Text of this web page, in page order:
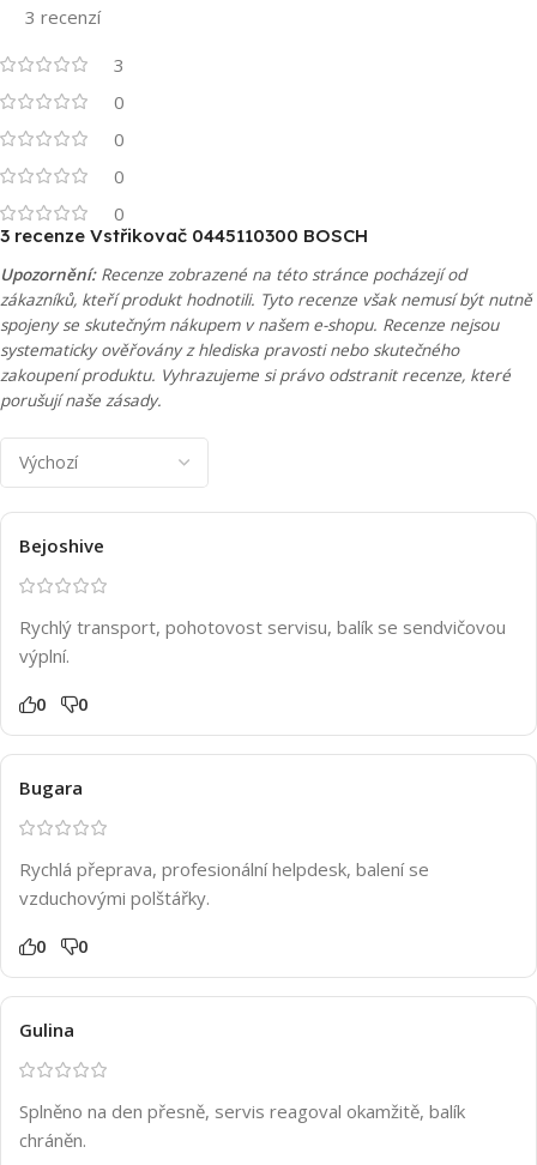
3 recenzí
3
0
0
0
0
3 recenze Vstřikovač 0445110300 BOSCH
Upozornění:Recenze zobrazené na této stránce pocházejí od
zákazníků, kteří produkt hodnotili. Tyto recenze však nemusí být nutně
spojeny se skutečným nákupem v našem e-shopu. Recenze nejsou
systematicky ověřovány z hlediska pravosti nebo skutečného
zakoupení produktu. Vyhrazujeme si právo odstranit recenze, které
porušují naše zásady.
Bejoshive
Rychlý transport, pohotovost servisu, balík se sendvičovou
výplní.
0 0
Bugara
Rychlá přeprava, profesionální helpdesk, balení se
vzduchovými polštářky.
0 0
Gulina
Splněno na den přesně, servis reagoval okamžitě, balík
chráněn.